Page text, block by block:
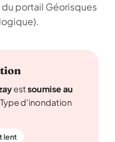
portail Géorisques
estsoumise au
Type d'inondation
lent